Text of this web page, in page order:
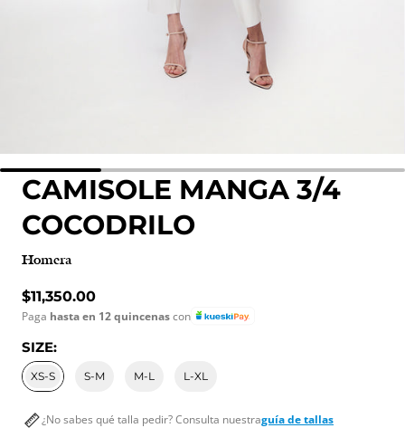
CAMISOLE MANGA 3/4
COCODRILO
Homera
Precio normal
$11,350.00
Paga hasta en 12 quincenascon
SIZE:
XS-S S-M M-L L-XL
¿No sabes qué talla pedir? Consulta nuestraguía de tallas